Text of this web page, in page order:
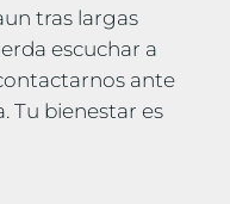
tras largas
escuchar a
ante
Tu bienestar es